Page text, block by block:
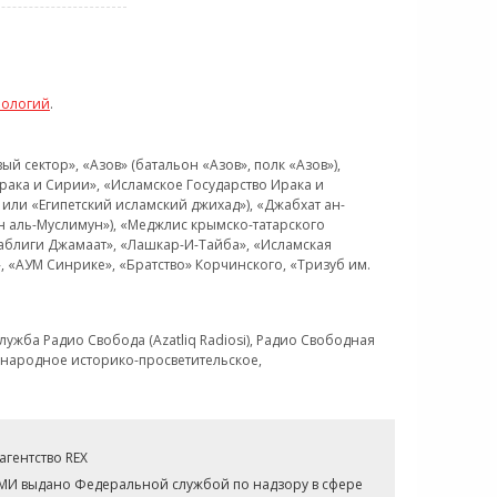
.
«Азов» (батальон «Азов», полк «Азов»),
и Сирии», «Исламское Государство Ирака и
«Египетский исламский джихад»), «Джабхат ан-
Муслимун»), «Меджлис крымско-татарского
Джамаат», «Лашкар-И-Тайба», «Исламская
Синрике», «Братство» Корчинского, «Тризуб им.
Радио Свобода (Azatliq Radiosi), Радио Свободная
историко-просветительское,
REX
выдано Федеральной службой по надзору в сфере